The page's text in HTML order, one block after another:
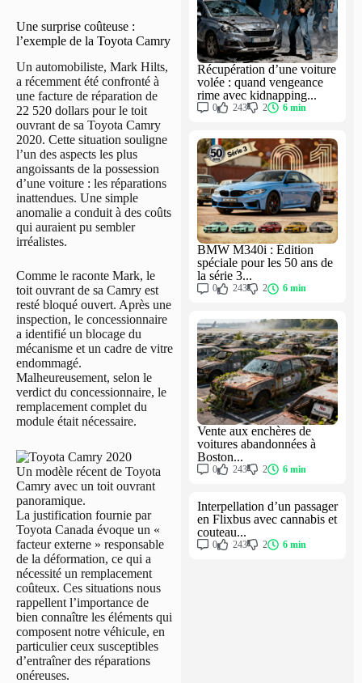
Une surprise coûteuse :
l’exemple de la Toyota Camry
Un automobiliste, Mark Hilts,
a récemment été confronté à
une facture de réparation de
22 520 dollars pour le toit
ouvrant de sa Toyota Camry
2020. Cette situation souligne
l’un des aspects les plus
angoissants de la possession
d’une voiture : les réparations
inattendues. Une simple
anomalie a conduit à des coûts
qui auraient pu sembler
irréalistes.
Comme le raconte Mark, le
toit ouvrant de sa Camry est
resté bloqué ouvert. Après une
inspection, le concessionnaire
a identifié un blocage du
mécanisme et un cadre de vitre
endommagé.
Malheureusement, selon le
verdict du concessionnaire, le
remplacement complet du
module était nécessaire.
Un modèle récent de Toyota
Camry avec un toit ouvrant
panoramique.
La justification fournie par
Toyota Canada évoque un «
facteur externe » responsable
de la déformation, ce qui a
nécessité un remplacement
coûteux. Ces situations nous
rappellent l’importance de
bien connaître les éléments qui
composent notre véhicule, en
particulier ceux susceptibles
d’entraîner des réparations
onéreuses.
Récupération d’une voiture
volée : quand vengeance
rime avec kidnapping...
0 243 2 6 min
BMW M340i : Édition
spéciale pour les 50 ans de
la série 3...
0 243 2 6 min
Vente aux enchères de
voitures abandonnées à
Boston...
0 243 2 6 min
Interpellation d’un passager
en Flixbus avec cannabis et
couteau...
0 243 2 6 min